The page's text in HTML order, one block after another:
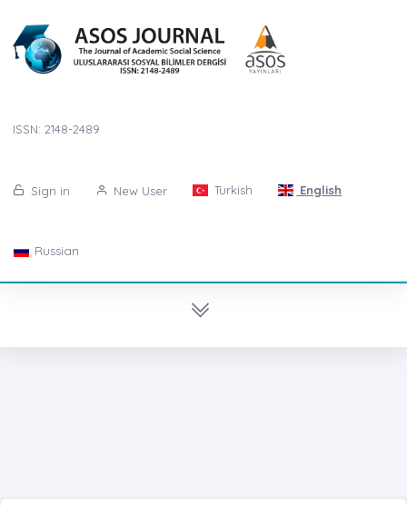
ISSN: 2148-2489
Sign in New User Turkish English
Russian